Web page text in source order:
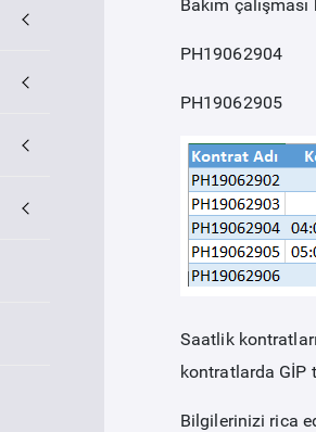
Bakım
PH19062904
PH19062905
Saatlik
kontratlarda GİP
Bilgilerinizi rica